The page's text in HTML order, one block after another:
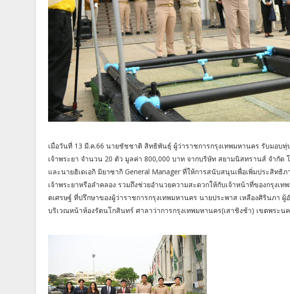
เมื่อวันที่ 13 มี.ค.66 นายชัชชาติ สิทธิพันธุ์ ผู้ว่าราชการกรุงเทพมหานคร รับมอบ
เจ้าพระยา จำนวน 20 ตัว มูลค่า 800,000 บาท จากบริษัท สยามนิสทรานส์ จำกัด
และนายฮิเดเอกิ มิยาซากิ General Manager ที่ให้การสนับสนุนเพื่อเพิ่มประสิท
เจ้าพระยาหรือลำคลอง รวมถึงช่วยอำนวยความสะดวกให้กับเจ้าหน้าที่ของกรุง
ตเศรษฐ์ ที่ปรึกษาของผู้ว่าราชการกรุงเทพมหานคร นายประพาส เหลืองศิรินภา
บริเวณหน้าห้องรัตนโกสินทร์ ศาลาว่าการกรุงเทพมหานคร(เสาชิงช้า) เขตพระน